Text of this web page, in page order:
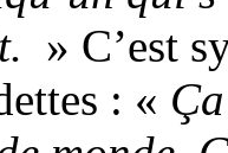
» C’est
: «